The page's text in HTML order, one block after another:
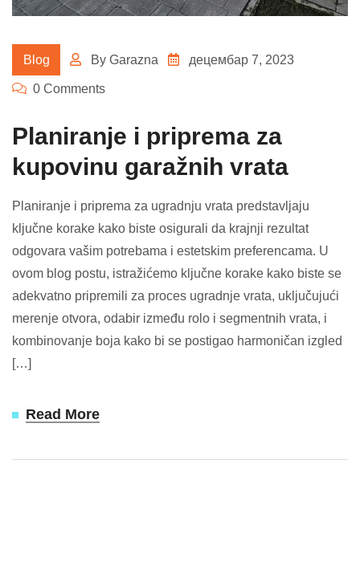
Blog By Garazna децембар 7, 2023
0 Comments
Planiranje i priprema za
kupovinu garažnih vrata
Planiranje i priprema za ugradnju vrata predstavljaju
ključne korake kako biste osigurali da krajnji rezultat
odgovara vašim potrebama i estetskim preferencama. U
ovom blog postu, istražićemo ključne korake kako biste se
adekvatno pripremili za proces ugradnje vrata, uključujući
merenje otvora, odabir između rolo i segmentnih vrata, i
kombinovanje boja kako bi se postigao harmoničan izgled
[…]
Read More